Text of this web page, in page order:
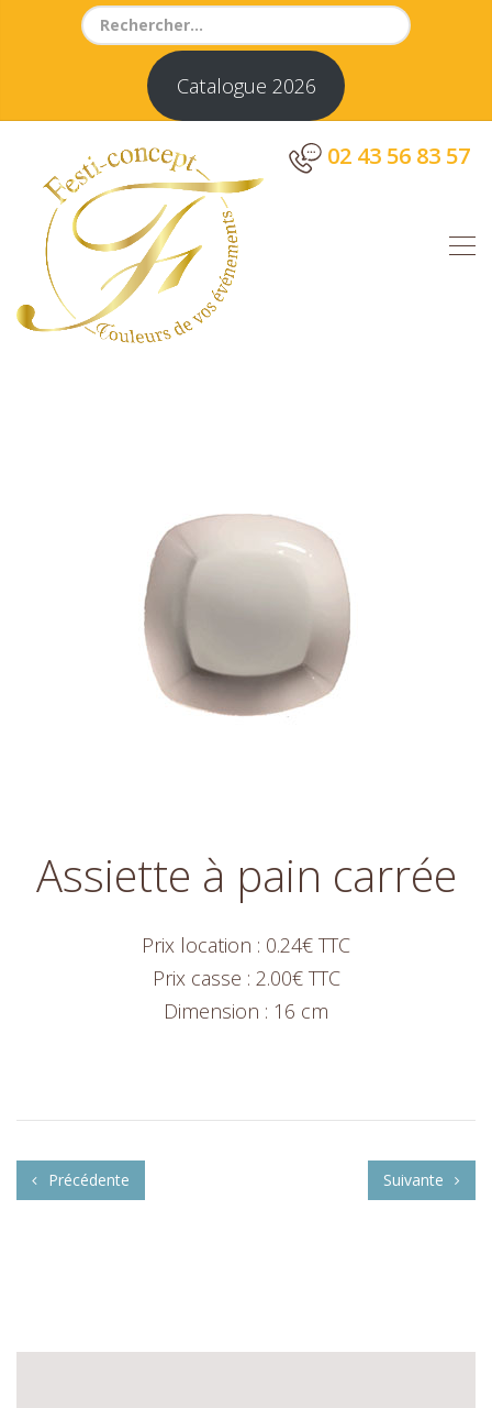
Search
Catalogue 2026
02 43 56 83 57
Assiette à pain carrée
Prix location : 0.24€ TTC
Prix casse : 2.00€ TTC
Dimension : 16 cm
Précédente Suivante